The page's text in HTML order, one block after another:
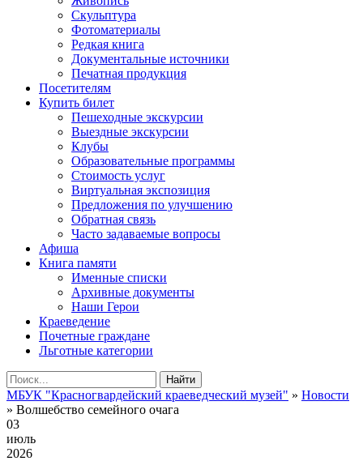
Скульптура
Фотоматериалы
Редкая книга
Документальные источники
Печатная продукция
Посетителям
Купить билет
Пешеходные экскурсии
Выездные экскурсии
Клубы
Образовательные программы
Стоимость услуг
Виртуальная экспозиция
Предложения по улучшению
Обратная связь
Часто задаваемые вопросы
Афиша
Книга памяти
Именные списки
Архивные документы
Наши Герои
Краеведение
Почетные граждане
Льготные категории
Найти
МБУК "Красногвардейский краеведческий музей" » Новости
» Волшебство семейного очага
03
июль
2026